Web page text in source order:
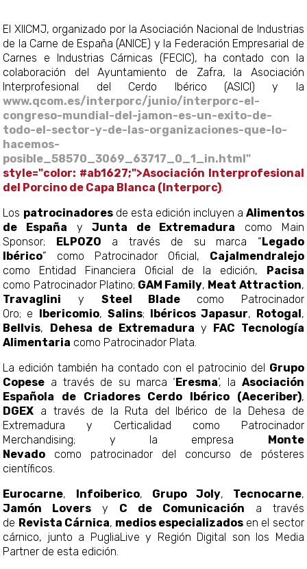
El XIICMJ, organizado por la Asociación Nacional de Industrias
de la Carne de España (ANICE) y la Federación Empresarial de
Carnes e Industrias Cárnicas (FECIC), ha contado con la
colaboración del Ayuntamiento de Zafra, la Asociación
Interprofesional del Cerdo Ibérico (ASICI) y la
www.qcom.es/interporc/junio/interporc-el-
congreso-mundial-del-jamon-es-un-exito-de-
todo-el-sector-y-de-las-organizaciones-que-lo-
hacemos-
posible_58570_3069_63717_0_1_in.html"
style="color: #ab1627;">Asociación Interprofesional
del Porcino de Capa Blanca (Interporc)
Los patrocinadoresde esta edición incluyen a Alimentos
de España yJunta de Extremadura como Main
Sponsor; ELPOZO a través de su marca “Legado
Ibérico” como Patrocinador Oficial, Cajalmendralejo
como Entidad Financiera Oficial de la edición, Pacisa
como Patrocinador Platino; GAM Family, Meat Attraction,
Travaglini y Steel Blade como Patrocinador
Oro; e Ibericomio, Salins; Ibéricos Japasur, Rotogal,
Bellvis, Dehesa de Extremadura y FAC Tecnología
Alimentaria como Patrocinador Plata.
La edición también ha contado con el patrocinio del Grupo
Copese a través de su marca ‘Eresma’, la Asociación
Española de Criadores Cerdo Ibérico (Aeceriber),
DGEX a través de la Ruta del Ibérico de la Dehesa de
Extremadura y Certicalidad como Patrocinador
Merchandising; y la empresa Monte
Nevado como patrocinador del concurso de pósteres
científicos.
Eurocarne, Infoiberico, Grupo Joly, Tecnocarne,
Jamón Lovers y C de Comunicación a través
de Revista Cárnica, medios especializados en el sector
cárnico, junto a PugliaLive y Región Digital son los Media
Partner de esta edición.